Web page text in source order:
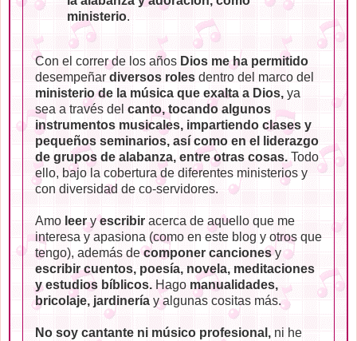
ministerio.
Con el correr de los años Dios me ha permitido
desempeñardiversos roles dentro del marco del
ministerio de la música que exalta a Dios, ya
sea a través del canto, tocando algunos
instrumentos musicales, impartiendo clases y
pequeños seminarios, así como en el liderazgo
de grupos de alabanza, entre otras cosas. Todo
ello, bajo la cobertura de diferentes ministerios y
con diversidad de co-servidores.
Amo leeryescribir acerca de aquello que me
interesa y apasiona (como en este blog y otros que
tengo), además decomponer cancionesy
escribir cuentos, poesía, novela, meditaciones
y estudios bíblicos. Hago manualidades,
bricolaje, jardinería y algunas cositas más.
No soy cantante ni músico profesional, ni he